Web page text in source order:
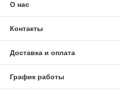
О нас
Контакты
Доставка и оплата
График работы